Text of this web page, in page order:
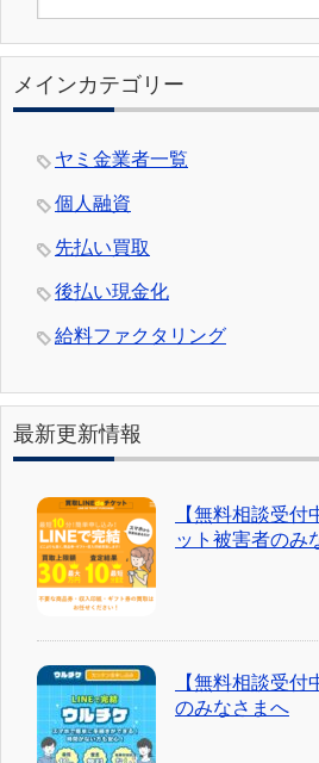
メインカテゴリー
ヤミ金業者一覧
個人融資
先払い買取
後払い現金化
給料ファクタリング
最新更新情報
【無料相談受
ット被害者のみ
【無料相談受
のみなさまへ